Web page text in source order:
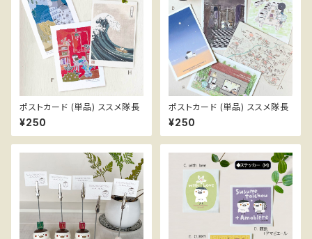
ポストカード (単品) ススメ隊長
¥250
ポストカード (単品) ススメ隊長
¥250